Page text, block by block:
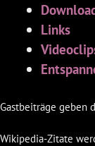
Links
Gastbeiträge geben
Wikipedia-Zitate